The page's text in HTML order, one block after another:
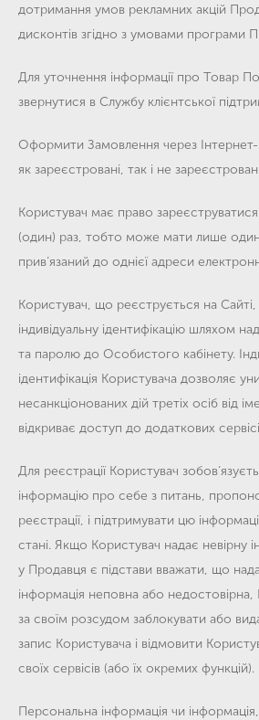
дотримання умов рекламних акцій
дисконтів згідно з умовами програми
Для уточнення інформації про Товар
звернутися в Службу клієнтської
Оформити Замовлення через
як зареєстровані, так і не
Користувач має право
(один) раз, тобто може мати лише
прив’язаний до однієї адреси
Користувач, що реєструється на
індивідуальну ідентифікацію шляхом
та паролю до Особистого кабінету.
ідентифікація Користувача дозволяє
несанкціонованих дій третіх осіб від
відкриває доступ до додаткових
Для реєстрації Користувач
інформацію про себе з питань,
реєстрації, і підтримувати цю
стані. Якщо Користувач надає невірну
у Продавця є підстави вважати, що
інформація неповна або
за своїм розсудом заблокувати або
запис Користувача і відмовити
своїх сервісів (або їх окремих функцій).
Персональна інформація чи